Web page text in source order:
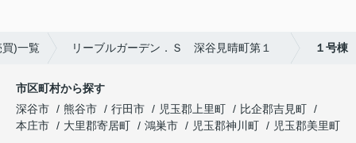
)一覧 リーブルガーデン．Ｓ 深谷見晴町第１ １号棟
市区町村から探す
深谷市
熊谷市 行田市 児玉郡上里町
比企郡吉見町
本庄市
大里郡寄居町 鴻巣市 児玉郡神川町
児玉郡美里町